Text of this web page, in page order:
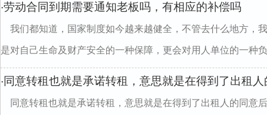
·劳动合同到期需要通知老板吗，有相应的补偿吗
我们都知道，国家制度如今越来越健全，不管去什么地方，
是对自己生命及财产安全的一种保障，更会对用人单位的一种
· 同意转租也就是承诺转租，意思就是在得到了出租
同意转租也就是承诺转租，意思就是在得到了出租人的同意